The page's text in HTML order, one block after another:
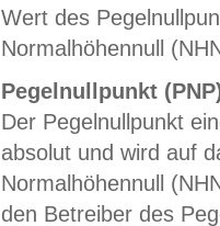
Wert des
Normalhöhennull
Pegelnullpunkt
Der Pegelnullpunkt
absolut und wird auf
Normalhöhennull
den Betreiber des